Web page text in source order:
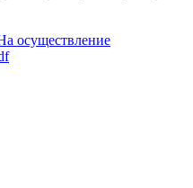
осуществление